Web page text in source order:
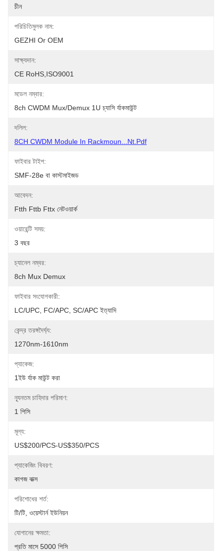
চীন
পরিচিতিমুলক নাম:
GEZHI Or OEM
সাক্ষ্যদান:
CE RoHS,ISO9001
মডেল নম্বার:
8ch CWDM Mux/Demux 1U চ্যাসি র্যাকমাউন্ট
দলিল:
8CH CWDM Module In Rackmoun...nt.pdf
ফাইবার টাইপ:
SMF-28e বা কাস্টমাইজড
আবেদন:
Ftth Fttb Fttx নেটওয়ার্ক
ওয়ারেন্টি সময়:
3 বছর
চ্যানেল নম্বর:
8ch Mux Demux
ফাইবার সংযোগকারী:
LC/UPC, FC/APC, SC/APC ইত্যাদি
কেন্দ্র তরঙ্গদৈর্ঘ্য:
1270nm-1610nm
প্যাকেজ:
1ইউ র্যাক মাউন্ট করা
ন্যূনতম চাহিদার পরিমাণ:
1 পিসি
মূল্য:
US$200/PCS-US$350/PCS
প্যাকেজিং বিবরণ:
কাগজ বাক্স
পরিশোধের শর্ত:
টি/টি, ওয়েস্টার্ন ইউনিয়ন
যোগানের ক্ষমতা:
প্রতি মাসে 5000 পিসি